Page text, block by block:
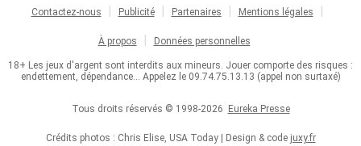
Contactez-nous Publicité Partenaires Mentions légales
À propos Données personnelles
18+ Les jeux d'argent sont interdits aux mineurs. Jouer comporte des risques :
endettement, dépendance... Appelez le 09.74.75.13.13 (appel non surtaxé)
Tous droits réservés © 1998-2026 Eureka Presse
Crédits photos : Chris Elise, USA Today | Design & code juxy.fr